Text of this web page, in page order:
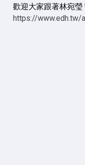
歡迎大家跟著林宛瑩
https://www.edh.tw/